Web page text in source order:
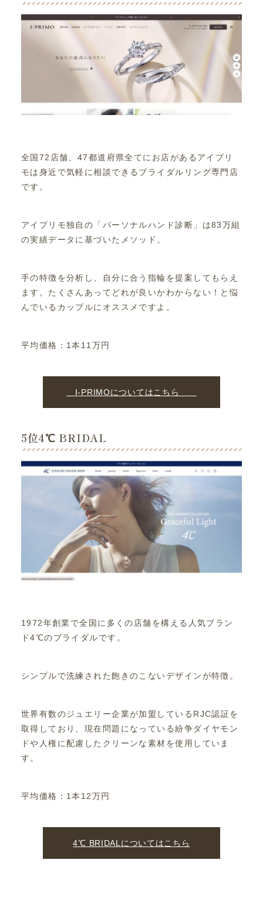
全国72店舗、47都道府県全てにお店があるアイプリ
モは身近で気軽に相談できるブライダルリング専門店
です。
アイプリモ独自の「パーソナルハンド診断」は83万組
の実績データに基づいたメソッド。
手の特徴を分析し、自分に合う指輪を提案してもらえ
ます。たくさんあってどれが良いかわからない！と悩
んでいるカップルにオススメですよ。
平均価格：1本11万円
I-PRIMOについてはこちら
5位4℃ BRIDAL
1972年創業で全国に多くの店舗を構える人気ブラン
ド4℃のブライダルです。
シンプルで洗練された飽きのこないデザインが特徴。
世界有数のジュエリー企業が加盟しているRJC認証を
取得しており、現在問題になっている紛争ダイヤモン
ドや人権に配慮したクリーンな素材を使用していま
す。
平均価格：1本12万円
4℃ BRIDALについてはこちら